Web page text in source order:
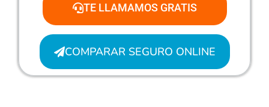
TE LLAMAMOS GRATIS
COMPARAR SEGURO ONLINE